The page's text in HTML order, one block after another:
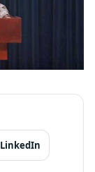
LinkedIn